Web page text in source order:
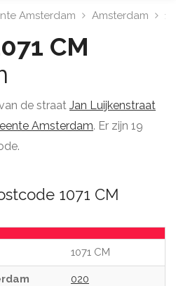
Amsterdam Amsterdam
CM
de straat Jan Luijkenstraat
Amsterdam. Er zijn 19
1071 CM
1071 CM
020